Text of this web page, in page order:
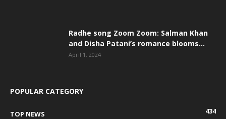
Radhe song Zoom Zoom: Salman Khan
and Disha Patani’s romance blooms...
April 1, 2024
POPULAR CATEGORY
TOP NEWS
434